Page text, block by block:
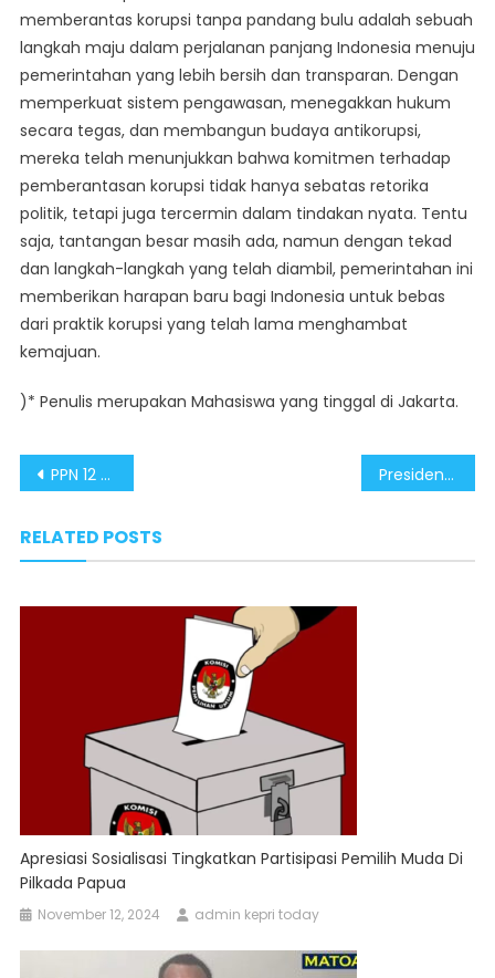
memberantas korupsi tanpa pandang bulu adalah sebuah
langkah maju dalam perjalanan panjang Indonesia menuju
pemerintahan yang lebih bersih dan transparan. Dengan
memperkuat sistem pengawasan, menegakkan hukum
secara tegas, dan membangun budaya antikorupsi,
mereka telah menunjukkan bahwa komitmen terhadap
pemberantasan korupsi tidak hanya sebatas retorika
politik, tetapi juga tercermin dalam tindakan nyata. Tentu
saja, tantangan besar masih ada, namun dengan tekad
dan langkah-langkah yang telah diambil, pemerintahan ini
memberikan harapan baru bagi Indonesia untuk bebas
dari praktik korupsi yang telah lama menghambat
kemajuan.
)* Penulis merupakan Mahasiswa yang tinggal di Jakarta.
Continue
Post
PPN 12 Persen Sudah Sesuai UU Guna Tingkatkan Penerimaan Negara Presiden Prabowo Wujudkan Transformasi Tata Kelola Keuangan Guna Cegah Korupsi
RELATED POSTS
Apresiasi Sosialisasi Tingkatkan Partisipasi Pemilih Muda Di
Pilkada Papua
November 12, 2024 admin kepri today